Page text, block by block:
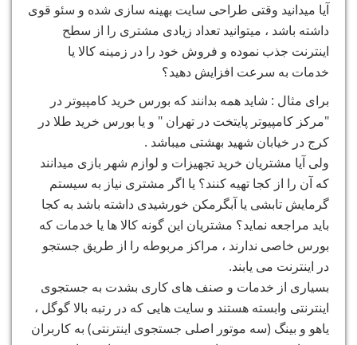
آیا میدانید وقتی طراحی سایت بهینه سازی شده و سئو قوی
داشته باشد ، میتوانید تعداد زیادی مشتری را از سطح
اینترنت جذب نموده و فروش خود را در زمینه کالا یا
خدمات به سرعت افزایش دهید؟
برای مثال : شاید همه بدانند که بورس خرید کامپیوتر در
"مرکز کامپیوتر پایتخت در تهران " و یا بورس خرید طلا در
کرج در خیابان شهید بهشتی میباشد .
ولی آیا مشتریان خرید تجهیزات و لوازم شهر بازی میدانند
که آن را از کجا تهیه کنند؟ یا اگر مشتری نیاز به سیستم
گرمایش تابشی یا آبگرمکن خورشیدی داشته باشد به کجا
باید مراجعه نماید؟ مشتریان این گونه کالا ها یا خدمات که
بورس خاصی ندارند ، مراکز مربوطه را از طریق جستجو
در اینترنت می یابند.
بسیاری از خدمات و صنف های کاری بشدت به جستجوی
اینترنتی وابسته هستند و سایت هایی که در رتبه بالا گوگل ،
یاهو و بینگ (سه موتور اصلی جستجوی اینترنتی) به کاربران